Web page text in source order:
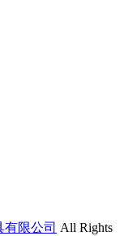
有限公司 All Rights